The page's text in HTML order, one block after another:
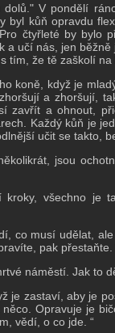
dolů."V pondělí
byl kůň opravdu
Pro čtyřleté by bylo
a učí nás, jen běžně
tím, že tě zaškolí na
koně, když je
a zhoršují,
zavřít a ohnout,
Každý kůň je
učit se takto,
jsou
kroky, všechno je
co musí udělat,
pak přestaňte.
náměstí. Jak to
je zastaví, aby je
Opravuje je
vědí, o co jde. “